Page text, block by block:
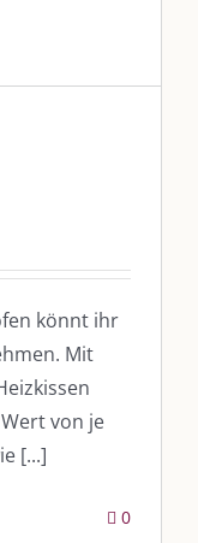
könnt ihr
Mit
von je
[...]
0